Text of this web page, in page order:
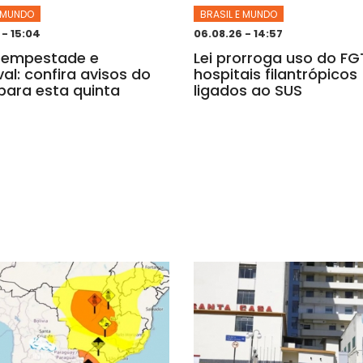
15:04
e
confira avisos do
esta quinta
BRASIL E MUNDO
06.08.26 - 14:57
Lei prorroga uso do
hospitais filantrópicos
ligados ao SUS